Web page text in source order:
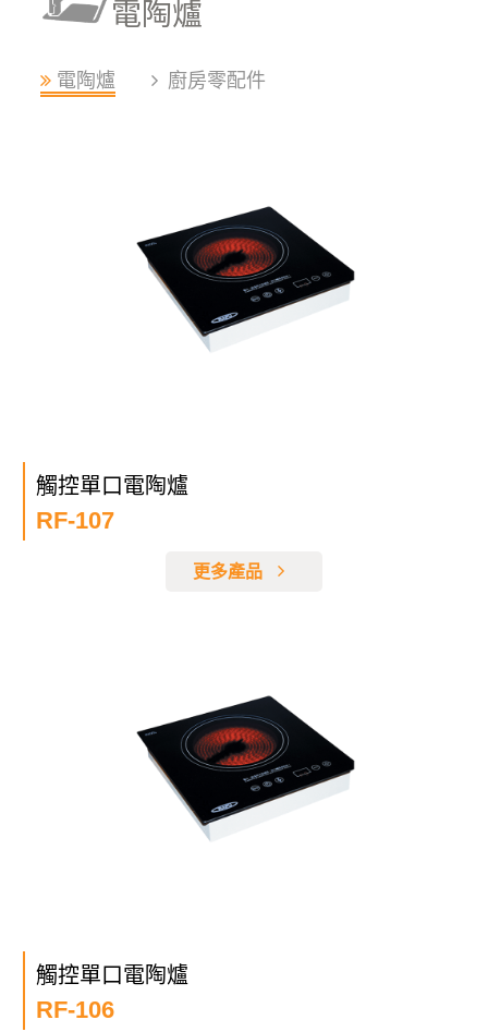
電陶爐
電陶爐 廚房零配件
觸控單口電陶爐
RF-107
更多產品
觸控單口電陶爐
RF-106